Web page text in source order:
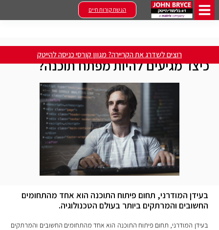
הגשת קורות חיים
רוצים לשדרג את הקריירה? מגוון קורסי כניסה להייטק
טיפים ומאמרים» כיצד מגיעים להיות מפתח תוכנה?
כיצד מגיעים להיות מפתח תוכנה?
בעידן המודרני, תחום פיתוח התוכנה הוא אחד מהתחומים
החשובים והמרתקים ביותר בעולם הטכנולוגיה.
בעידן המודרני, תחום פיתוח התוכנה הוא אחד מהתחומים החשובים והמרתקים